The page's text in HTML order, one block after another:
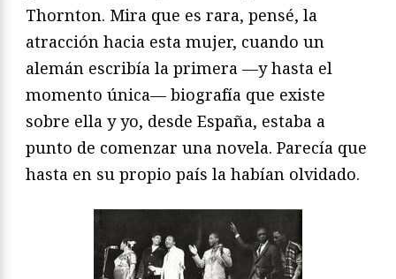
Thornton. Mira que es rara, pensé, la
atracción hacia esta mujer, cuando un
alemán escribía la primera —y hasta el
momento única— biografía que existe
sobre ella y yo, desde España, estaba a
punto de comenzar una novela. Parecía que
hasta en su propio país la habían olvidado.